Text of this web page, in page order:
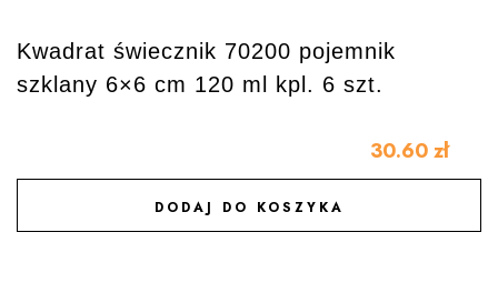
Kwadrat świecznik 70200 pojemnik
szklany 6×6 cm 120 ml kpl. 6 szt.
30.60 zł
DODAJ DO KOSZYKA
DODAJ DO ULUBIONYCH